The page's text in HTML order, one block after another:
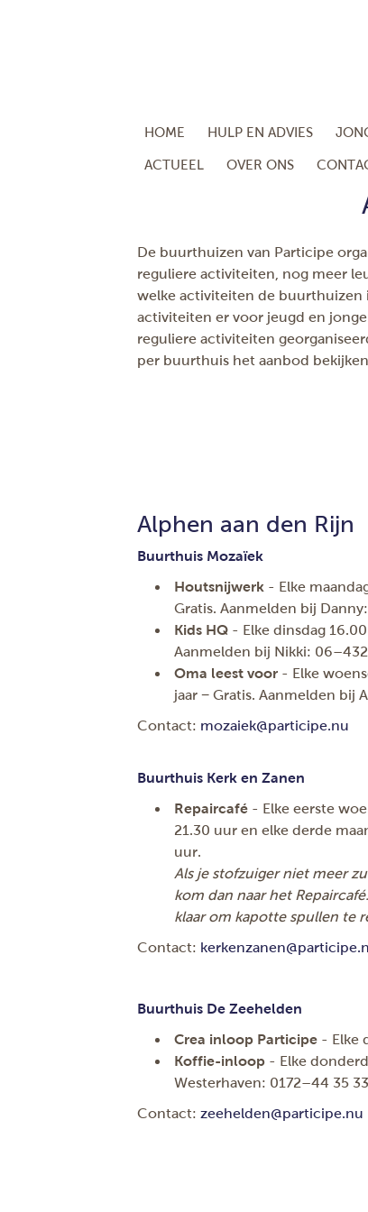
HOME HULP EN ADVIES
ACTUEEL OVER ONS
De buurthuizen van Participe
reguliere activiteiten, nog meer
welke activiteiten de buurthuizen
activiteiten er voor jeugd en
reguliere activiteiten
per buurthuis het aanbod
Alphen aan den Rijn
Buurthuis Mozaïek
Houtsnijwerk - Elke
Gratis. Aanmelden bij
Kids HQ - Elke dinsdag
Aanmelden bij Nikki:
Oma leest voor - Elke
jaar − Gratis. Aanmelden bij
Contact: mozaiek@participe.nu
Buurthuis Kerk en Zanen
Repaircafé - Elke eerste
21.30 uur en elke derde
uur.
Als je stofzuiger niet meer
kom dan naar het
klaar om kapotte spullen te
Contact:
Buurthuis De Zeehelden
Crea inloop Participe - Elke
Koffie-inloop - Elke
Westerhaven: 0172–44 35 33
Contact: zeehelden@participe.nu